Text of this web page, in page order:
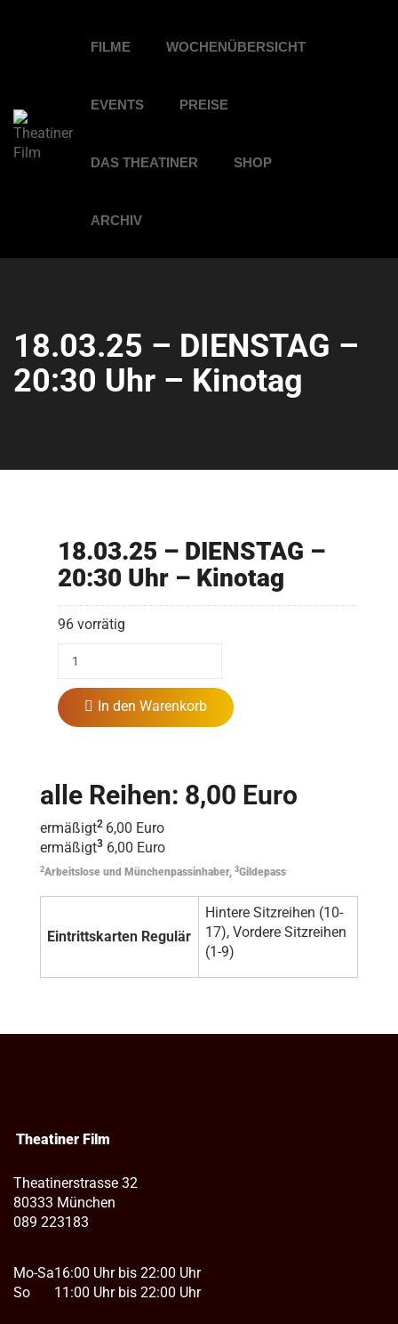
FILME WOCHENÜBERSICHT
EVENTS PREISE
DAS THEATINER SHOP
ARCHIV
18.03.25 – DIENSTAG –
20:30 Uhr – Kinotag
18.03.25 – DIENSTAG –
20:30 Uhr – Kinotag
96 vorrätig
In den Warenkorb
alle Reihen: 8,00 Euro
ermäßigt2 6,00 Euro
ermäßigt3 6,00 Euro
2Arbeitslose und Münchenpassinhaber, 3Gildepass
Eintrittskarten Regulär
Hintere Sitzreihen (10-
17), Vordere Sitzreihen
(1-9)
Theatiner Film
Theatinerstrasse 32
80333 München
089 223183
Mo-Sa
So
16:00 Uhr bis 22:00 Uhr
11:00 Uhr bis 22:00 Uhr